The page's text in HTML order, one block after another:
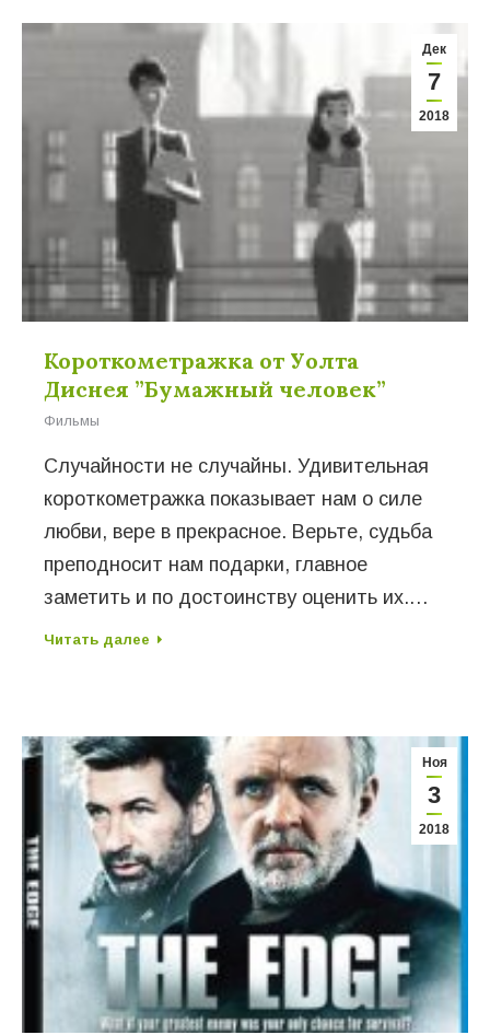
Дек
7
2018
Короткометражка от Уолта
Диснея ”Бумажный человек”
Фильмы
Случайности не случайны. Удивительная
короткометражка показывает нам о силе
любви, вере в прекрасное. Верьте, судьба
преподносит нам подарки, главное
заметить и по достоинству оценить их.…
Читать далее
Ноя
3
2018